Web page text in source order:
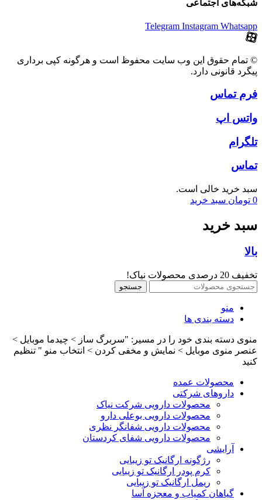
شبکه‌های اجتماعی
Telegram Instagram Whatsapp
© تمام حقوق این وب سایت محفوظ است و هرگونه کپی برداری
پیگرد قانونی دارد.
فرم تماس
واتس اپ
تلگرام
تماس
سبد خرید خالی است.
0 تومان سبد خرید
سبد خرید
بالا
تخفیف 20 درصدی محصولات نیاک!
جستجو
منو
دسته بندی ها
منوی دسته بندی خود را در مسیر: "سربرگ ساز > چیدما موبایل >
عنصر منوی موبایل > نمایش و مخفی کردن > انتخاب منو " تنظیم
کنید
محصولات عمده
داروهای شرکتی
محصولات دارویی شرکت نیاک
محصولات دارویی بوعلی دارو
محصولات دارویی شفانگر نظری
محصولات دارویی شفای کردستان
آرایشی
رژگونه ارگانیک تو زیبایی
کرم پودر ارگانیک تو زیبایی
ریمل ارگانیک تو زیبایی
گیاهان کمیاب و معجزه آسا